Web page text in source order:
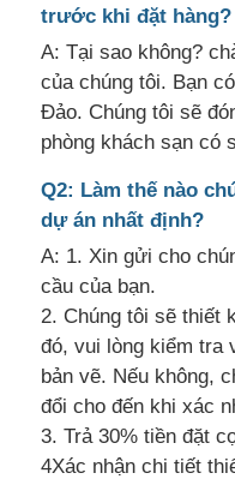
trước khi đặt hàng?
A: Tại sao không?
của chúng tôi. Bạn
Đảo. Chúng tôi sẽ
phòng khách sạn có
Q2: Làm thế nào
dự án nhất định?
A: 1. Xin gửi cho
cầu của bạn.
2. Chúng tôi sẽ thiết
đó, vui lòng kiểm tra
bản vẽ. Nếu không,
đổi cho đến khi xác
3. Trả 30% tiền đặt
4Xác nhận chi tiết